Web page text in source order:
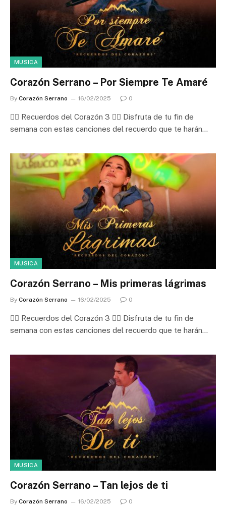
MUSICA
Corazón Serrano – Por Siempre Te Amaré
By Corazón Serrano 16/02/2025 0
❤️‍🔥 Recuerdos del Corazón 3 ❤️‍🔥 Disfruta de tu fin de
semana con estas canciones del recuerdo que te harán…
MUSICA
Corazón Serrano – Mis primeras lágrimas
By Corazón Serrano 16/02/2025 0
❤️‍🔥 Recuerdos del Corazón 3 ❤️‍🔥 Disfruta de tu fin de
semana con estas canciones del recuerdo que te harán…
MUSICA
Corazón Serrano – Tan lejos de ti
By Corazón Serrano 16/02/2025 0